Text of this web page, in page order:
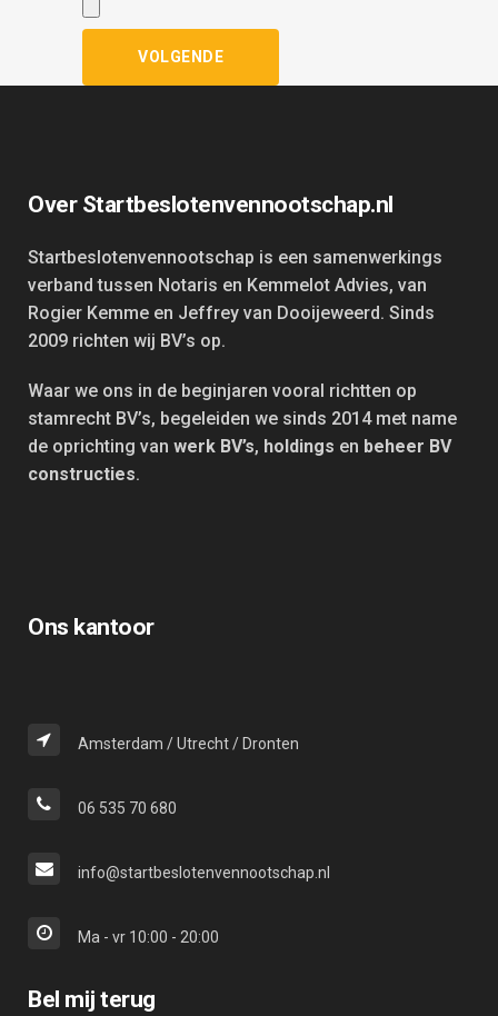
Over Startbeslotenvennootschap.nl
Startbeslotenvennootschap is een samenwerkings
verband tussen Notaris en Kemmelot Advies, van
Rogier Kemme en Jeffrey van Dooijeweerd. Sinds
2009 richten wij BV’s op.
Waar we ons in de beginjaren vooral richtten op
stamrecht BV’s, begeleiden we sinds 2014 met name
de oprichting van werk BV’s, holdings en beheer BV
constructies.
Ons kantoor
Amsterdam / Utrecht / Dronten
06 535 70 680
info@startbeslotenvennootschap.nl
Ma - vr 10:00 - 20:00
Bel mij terug